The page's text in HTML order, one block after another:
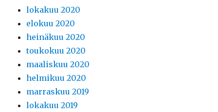
lokakuu 2020
elokuu 2020
heinäkuu 2020
toukokuu 2020
maaliskuu 2020
helmikuu 2020
marraskuu 2019
lokakuu 2019